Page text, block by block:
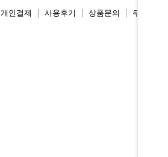
개인결제 사용후기 상품문의 쿠폰존